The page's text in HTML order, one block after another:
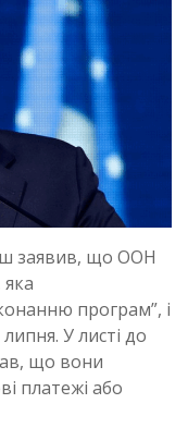
заявив, що ООН
програм”, і
У листі до
що вони
платежі або